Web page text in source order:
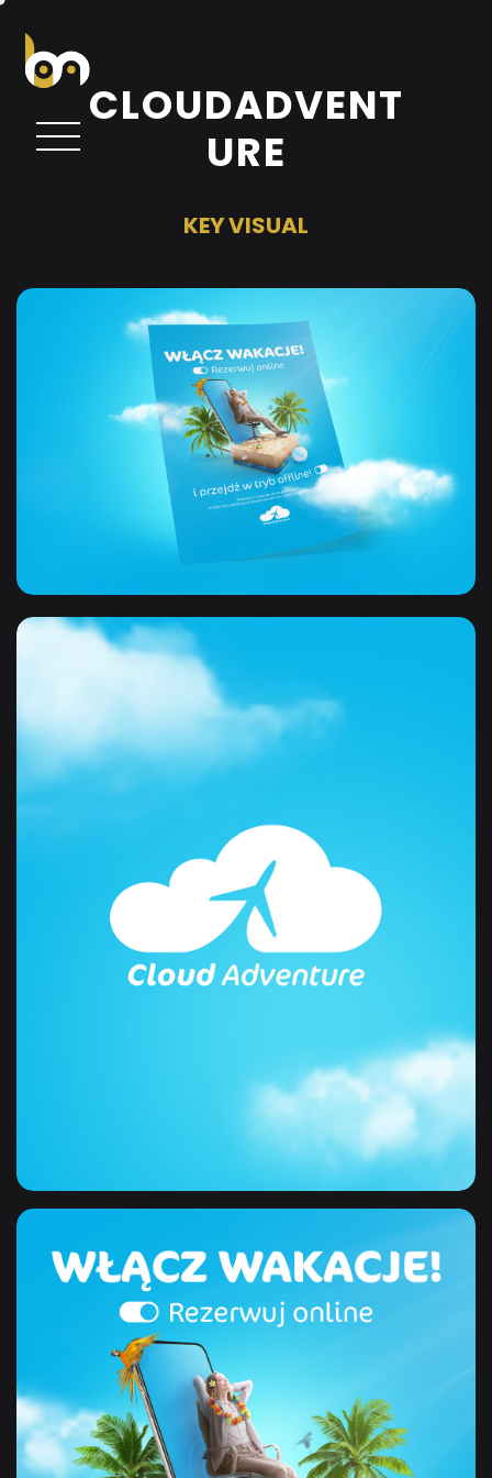
CLOUDADVENT
URE
KEYVISUAL